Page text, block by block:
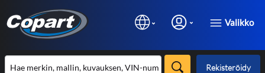
Valikko
Rekisteröidy